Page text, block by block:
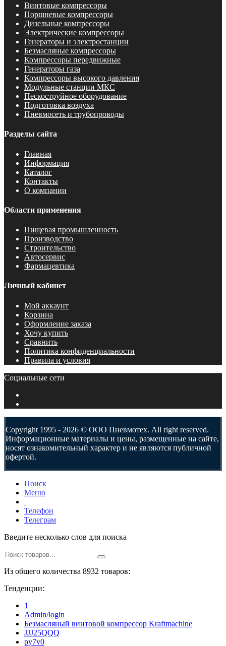
Винтовые компрессоры
Поршневые компрессоры
Дизельные компрессоры
Электрические компрессоры
Генераторы и электростанции
Безмасляные компрессоры
Компрессоры передвижные
Генераторы газа
Компрессоры высокого давления
Модульные станции МКС
Пескоструйное оборудование
Подготовка воздуха
Пневмосеть и трубопроводы
Разделы сайта
Главная
Информация
Каталог
Контакты
О компании
Области применения
Пищевая промышленность
Производство
Строительство
Автосервис
Фармацевтика
Личный кабинет
Мой аккаунт
Корзина
Оформление заказа
Хочу купить
Сравнить
Политика конфиденциальности
Правила и условия
Социальные сети
Copyright 1995 - 2026 © ООО Пневмотех. All right reserved.
Информационные материалы и цены, размещенные на сайте,
носят ознакомительный характер и не являются публичной
офертой.
Поиск
Меню
Телефон
Телеграм
Введите несколько слов для поиска
Из общего количества 8932 товаров:
Тенденции:
1
Admin/login
Безмасляный винтовой компрессор Kraftmaсhine
JJJ25QQQ
py7v0